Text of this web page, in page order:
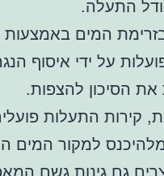
התעלה.
המים באמצעות
על ידי איסוף
את הסיכון להצפות.
קירות התעלות
למקור המים
גם גינות גשם